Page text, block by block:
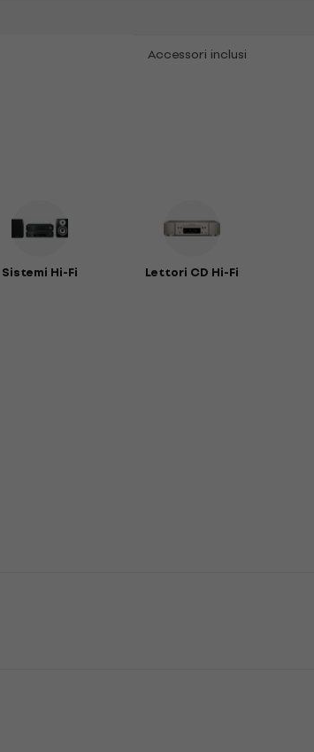
Accessori inclusi
Sistemi Hi-Fi Lettori CD Hi-Fi